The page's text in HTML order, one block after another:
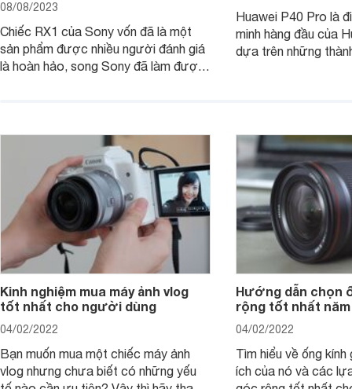
08/08/2023
Chiếc RX1 của Sony vốn đã là một
sản phẩm được nhiều người đánh giá
là hoàn hảo, song Sony đã làm được
xử lý ảnh JPEG.
Huawei P40 Pro là
minh hàng đầu của
dựa trên những
Pro đem đến những
Kinh nghiệm mua máy ảnh vlog
tốt nhất cho người dùng
04/02/2022
Bạn muốn mua một chiếc máy ảnh
vlog nhưng chưa biết có những yếu
Hướng dẫn chọn
rộng tốt nhất năm
04/02/2022
Tìm hiểu về ống
ích của nó và các